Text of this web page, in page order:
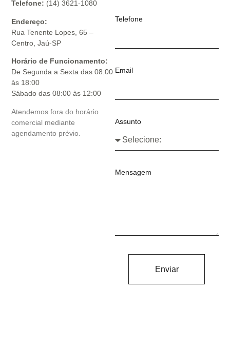
Telefone: (14) 3621-1080
Endereço:
Rua Tenente Lopes, 65 –
Centro, Jaú-SP
Horário de Funcionamento:
De Segunda a Sexta das 08:00
às 18:00
Sábado das 08:00 às 12:00
Atendemos fora do horário
comercial mediante
agendamento prévio.
Telefone
Email
Assunto
Mensagem
Enviar